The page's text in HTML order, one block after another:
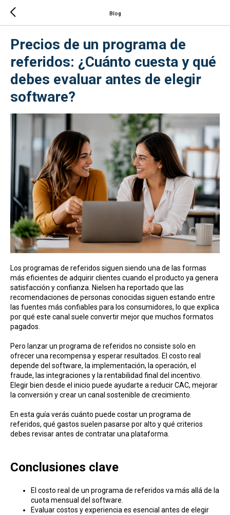
Blog
Precios de un programa de
referidos: ¿Cuánto cuesta y qué
debes evaluar antes de elegir
software?
Los programas de referidos siguen siendo una de las formas
más eficientes de adquirir clientes cuando el producto ya genera
satisfacción y confianza. Nielsen ha reportado que las
recomendaciones de personas conocidas siguen estando entre
las fuentes más confiables para los consumidores, lo que explica
por qué este canal suele convertir mejor que muchos formatos
pagados.
Pero lanzar un programa de referidos no consiste solo en
ofrecer una recompensa y esperar resultados. El costo real
depende del software, la implementación, la operación, el
fraude, las integraciones y la rentabilidad final del incentivo.
Elegir bien desde el inicio puede ayudarte a reducir CAC, mejorar
la conversión y crear un canal sostenible de crecimiento.
En esta guía verás cuánto puede costar un programa de
referidos, qué gastos suelen pasarse por alto y qué criterios
debes revisar antes de contratar una plataforma.
Conclusiones clave
El costo real de un programa de referidos va más allá de la
cuota mensual del software.
Evaluar costos y experiencia es esencial antes de elegir